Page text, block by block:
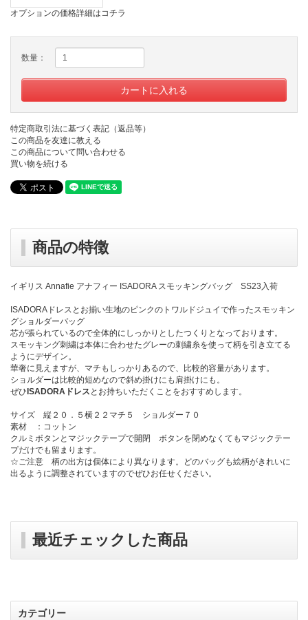
オプションの価格詳細はコチラ
数量：
特定商取引法に基づく表記（返品等）
この商品を友達に教える
この商品について問い合わせる
買い物を続ける
商品の特徴
イギリス Annafie アナフィー ISADORA スモッキングバッグ SS23入荷
ISADORAドレスとお揃い生地のピンクのトワルドジュイで作ったスモッキン
グショルダーバッグ
芯が張られているので全体的にしっかりとしたつくりとなっております。
スモッキング刺繍は本体に合わせたグレーの刺繍糸を使って柄を引き立てる
ようにデザイン。
華奢に見えますが、マチもしっかりあるので、比較的容量があります。
ショルダーは比較的短めなので斜め掛けにも肩掛けにも。
ぜひ ISADORAドレス とお持ちいただくことをおすすめします。
サイズ 縦２０．５横２２マチ５ ショルダー７０
素材 ：コットン
クルミボタンとマジックテープで開閉 ボタンを閉めなくてもマジックテー
プだけでも留まります。
☆ご注意 柄の出方は個体により異なります。どのバッグも絵柄がきれいに
出るように調整されていますのでぜひお任せください。
最近チェックした商品
カテゴリー